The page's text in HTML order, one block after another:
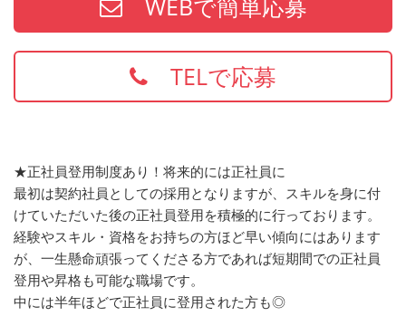
WEBで簡単応募
TELで応募
★正社員登用制度あり！将来的には正社員に
最初は契約社員としての採用となりますが、スキルを身に付
けていただいた後の正社員登用を積極的に行っております。
経験やスキル・資格をお持ちの方ほど早い傾向にはあります
が、一生懸命頑張ってくださる方であれば短期間での正社員
登用や昇格も可能な職場です。
中には半年ほどで正社員に登用された方も◎